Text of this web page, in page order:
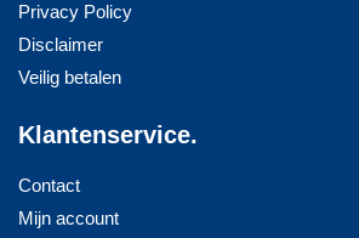
Privacy Policy
Disclaimer
Veilig betalen
Klantenservice.
Contact
Mijn account